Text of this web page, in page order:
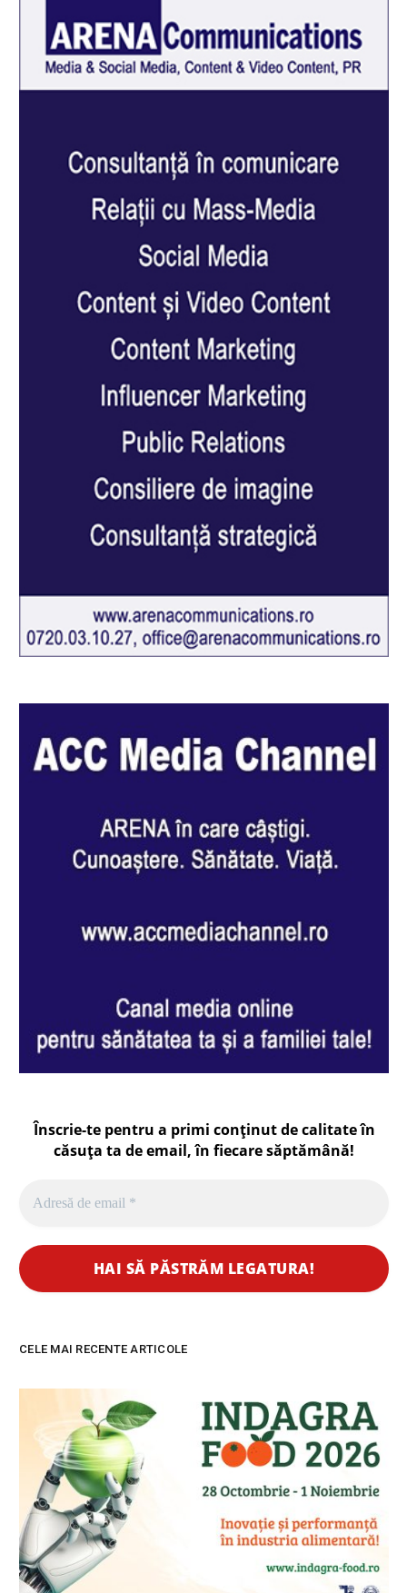
Înscrie-te pentru a primi conținut de calitate în
căsuța ta de email, în fiecaresăptămână!
CELE MAI RECENTE ARTICOLE